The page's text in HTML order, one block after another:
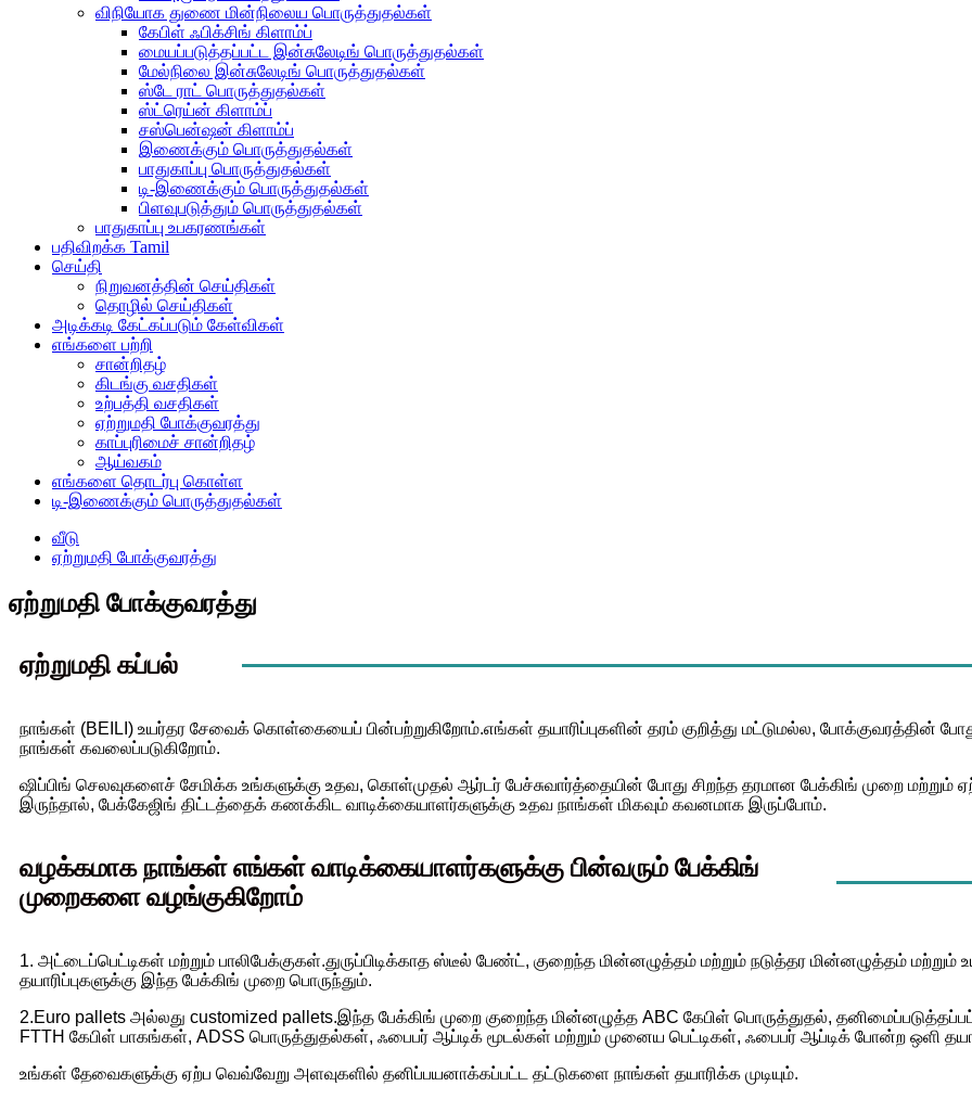
விநியோக துணை மின்நிலைய பொருத்துதல்கள்
கேபிள் ஃபிக்சிங் கிளாம்ப்
மையப்படுத்தப்பட்ட இன்சுலேடிங் பொருத்துதல்கள்
மேல்நிலை இன்சுலேடிங் பொருத்துதல்கள்
ஸ்டே ராட் பொருத்துதல்கள்
ஸ்ட்ரெய்ன் கிளாம்ப்
சஸ்பென்ஷன் கிளாம்ப்
இணைக்கும் பொருத்துதல்கள்
பாதுகாப்பு பொருத்துதல்கள்
டி-இணைக்கும் பொருத்துதல்கள்
பிளவுபடுத்தும் பொருத்துதல்கள்
பாதுகாப்பு உபகரணங்கள்
பதிவிறக்க Tamil
செய்தி
நிறுவனத்தின் செய்திகள்
தொழில் செய்திகள்
அடிக்கடி கேட்கப்படும் கேள்விகள்
எங்களை பற்றி
சான்றிதழ்
கிடங்கு வசதிகள்
உற்பத்தி வசதிகள்
ஏற்றுமதி போக்குவரத்து
காப்புரிமைச் சான்றிதழ்
ஆய்வகம்
எங்களை தொடர்பு கொள்ள
டி-இணைக்கும் பொருத்துதல்கள்
வீடு
ஏற்றுமதி போக்குவரத்து
ஏற்றுமதி போக்குவரத்து
ஏற்றுமதி கப்பல்
நாங்கள் (BEILI) உயர்தர சேவைக் கொள்கையைப் பின்பற்றுகிறோம்.எங்கள் தயாரிப்புகளின் தரம் குறித்து மட்டுமல்ல, போக்குவரத்தின்
நாங்கள் கவலைப்படுகிறோம்.
ஷிப்பிங் செலவுகளைச் சேமிக்க உங்களுக்கு உதவ, கொள்முதல் ஆர்டர் பேச்சுவார்த்தையின் போது சிறந்த தரமான பேக்கிங் முறை
இருந்தால், பேக்கேஜிங் திட்டத்தைக் கணக்கிட வாடிக்கையாளர்களுக்கு உதவ நாங்கள் மிகவும் கவனமாக இருப்போம்.
வழக்கமாக நாங்கள் எங்கள் வாடிக்கையாளர்களுக்கு பின்வரும் பேக்கிங்
முறைகளை வழங்குகிறோம்
1. அட்டைப்பெட்டிகள் மற்றும் பாலிபேக்குகள்.துருப்பிடிக்காத ஸ்டீல் பேண்ட், குறைந்த மின்னழுத்தம் மற்றும் நடுத்தர மின்னழுத்தம்
தயாரிப்புகளுக்கு இந்த பேக்கிங் முறை பொருந்தும்.
2.Euro pallets அல்லது customized pallets.இந்த பேக்கிங் முறை குறைந்த மின்னழுத்த ABC கேபிள் பொருத்துதல்,
FTTH கேபிள் பாகங்கள், ADSS பொருத்துதல்கள், ஃபைபர் ஆப்டிக் மூடல்கள் மற்றும் முனைய பெட்டிகள், ஃபைபர் ஆப்டிக் போன்ற ஒளி
உங்கள் தேவைகளுக்கு ஏற்ப வெவ்வேறு அளவுகளில் தனிப்பயனாக்கப்பட்ட தட்டுகளை நாங்கள் தயாரிக்க முடியும்.